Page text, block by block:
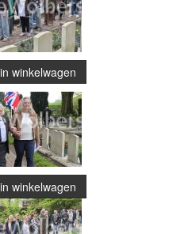
winkelwagen
winkelwagen